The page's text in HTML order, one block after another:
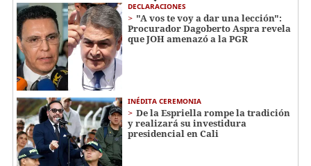
DECLARACIONES
"A vos te voy a dar una lección":
Procurador Dagoberto Aspra revela
que JOH amenazó a la PGR
INÉDITA CEREMONIA
De la Espriella rompe la tradición
y realizará su investidura
presidencial en Cali